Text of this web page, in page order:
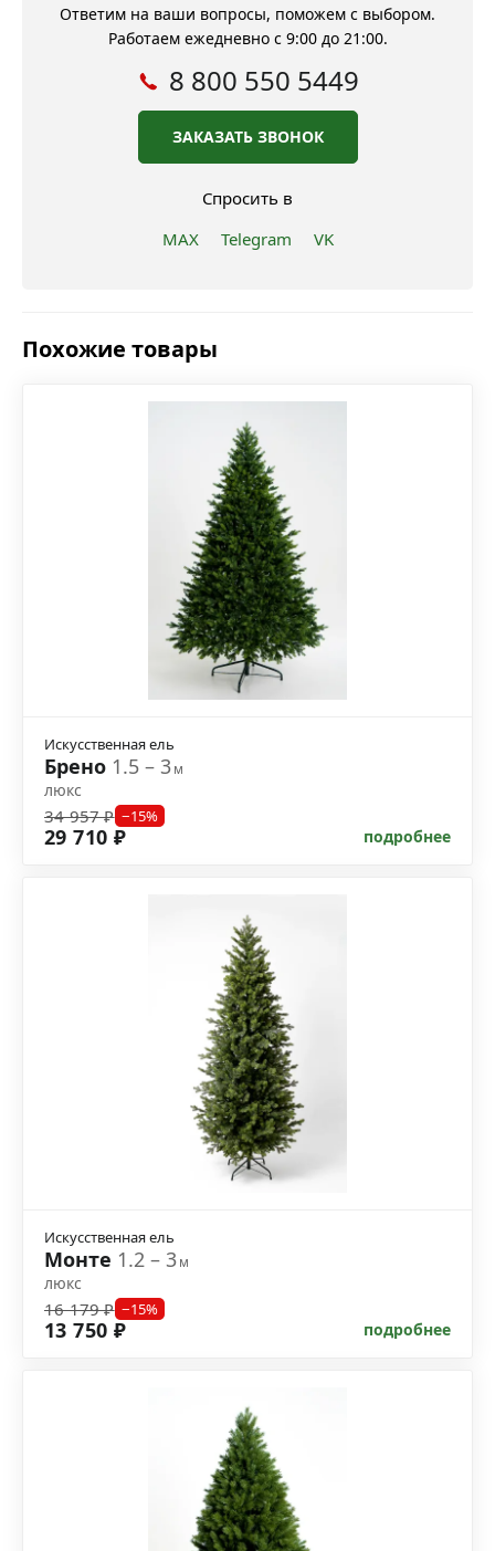
Ответим на ваши вопросы, поможем с выбором.
Работаем ежедневно с 9:00 до 21:00.
8 800 550 5449
ЗАКАЗАТЬ ЗВОНОК
Спросить в
MAX
Telegram VK
Похожие товары
Искусственная ель
Брено 1.5 – 3м
люкс
34 957 ₽ −15%
29 710 ₽ подробнее
Искусственная ель
Монте 1.2 – 3м
люкс
16 179 ₽ −15%
13 750 ₽ подробнее